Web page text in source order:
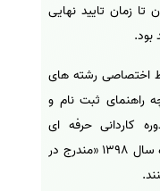
زمان تایید نهایی
اختصاصی رشته های
راهنمای ثبت نام و
کاردانی حرفه ای
«ناپیوسته» نظام آموزش مهارتی مهر ماه سال 1398 «مندرج در